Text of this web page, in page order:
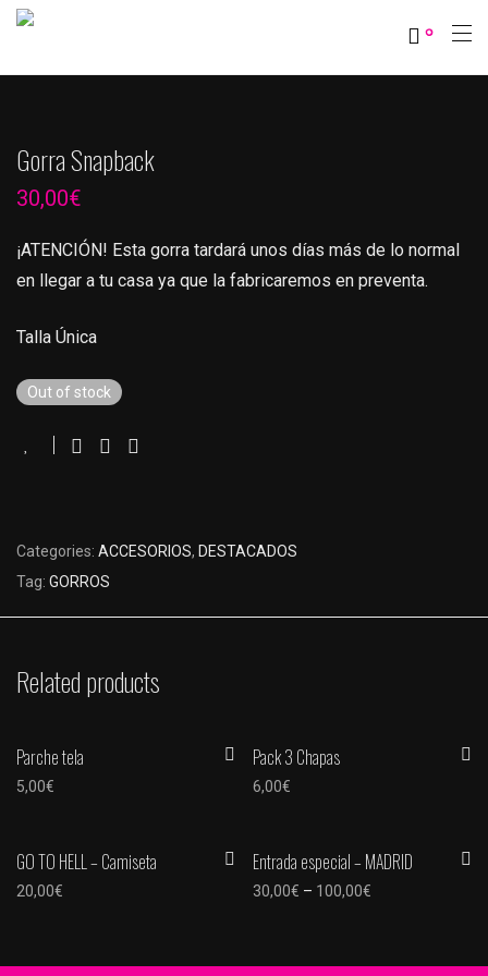
0
Gorra Snapback
30,00€
¡ATENCIÓN! Esta gorra tardará unos días más de lo normal
en llegar a tu casa ya que la fabricaremos en preventa.
Talla Única
Out of stock
Categories: ACCESORIOS, DESTACADOS
Tag: GORROS
Related products
Parche tela
5,00€
Pack 3 Chapas
6,00€
GO TO HELL – Camiseta
20,00€
Entrada especial – MADRID
30,00€ – 100,00€